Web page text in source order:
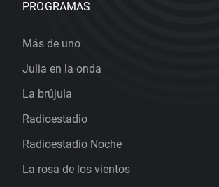
PROGRAMAS
Más de uno
Julia en la onda
La brújula
Radioestadio
Radioestadio Noche
La rosa de los vientos